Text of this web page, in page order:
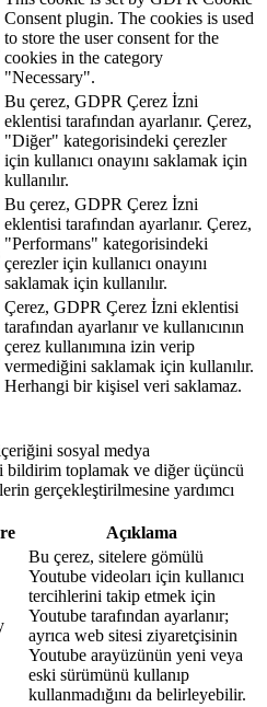
Consent plugin. The cookies is used
to store the user consent for the
cookies in the category
"Necessary".
Bu çerez, GDPR Çerez İzni
eklentisi tarafından ayarlanır. Çerez,
"Diğer" kategorisindeki çerezler
için kullanıcı onayını saklamak için
kullanılır.
Bu çerez, GDPR Çerez İzni
eklentisi tarafından ayarlanır. Çerez,
"Performans" kategorisindeki
çerezler için kullanıcı onayını
saklamak için kullanılır.
Çerez, GDPR Çerez İzni eklentisi
tarafından ayarlanır ve kullanıcının
çerez kullanımına izin verip
vermediğini saklamak için kullanılır.
Herhangi bir kişisel veri saklamaz.
sosyal medya
bildirim toplamak ve diğer üçüncü
gerçekleştirilmesine yardımcı
Açıklama
Bu çerez, sitelere gömülü
Youtube videoları için kullanıcı
tercihlerini takip etmek için
Youtube tarafından ayarlanır;
ayrıca web sitesi ziyaretçisinin
Youtube arayüzünün yeni veya
eski sürümünü kullanıp
kullanmadığını da belirleyebilir.